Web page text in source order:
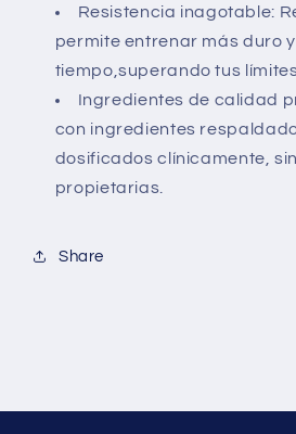
Resistencia inagotable:
permite entrenar más duro
tiempo,superando tus
Ingredientes de calidad
con ingredientes
dosificados clínicamente,
propietarias.
Share